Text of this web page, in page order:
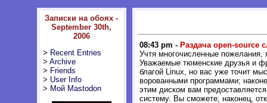
Записки на обоях -
September 30th,
2006
> Recent Entries
> Archive
> Friends
> User Info
> Мой Mastodon
08:43 pm - Раздача open-source
Учтя многочисленные
Уважаемые тюменские друзья и
благой Linux, но вас уже точит
ворованными программами;
этим диском вам
систему. Вы сможете, наконец,